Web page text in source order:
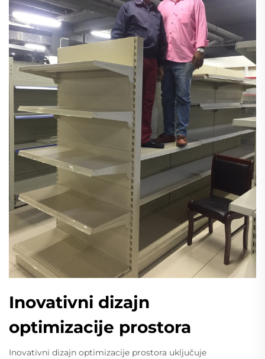
Inovativni dizajn
optimizacije prostora
Inovativni dizajn optimizacije prostora uključuje